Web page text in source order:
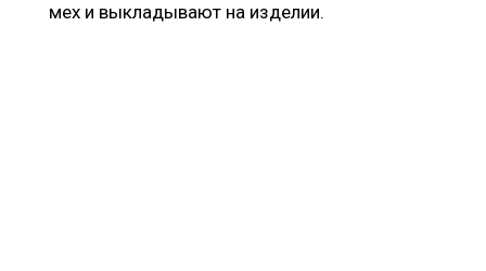
мех и выкладывают на изделии.